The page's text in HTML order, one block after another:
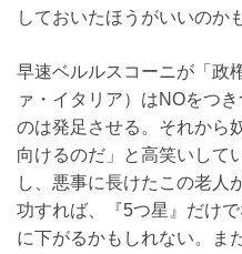
しておいたほうがいいのか
早速ベルルスコーニが「政
ァ・イタリア）はNOをつ
のは発足させる。それから
向けるのだ」と高笑いして
し、悪事に長けたこの老人
功すれば、『5つ星』だけ
に下がるかもしれない。ま